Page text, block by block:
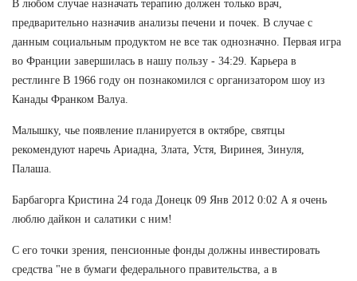
В любом случае назначать терапию должен только врач,
предварительно назначив анализы печени и почек. В случае с
данным социальным продуктом не все так однозначно. Первая игра
во Франции завершилась в нашу пользу - 34:29. Карьера в
рестлинге В 1966 году он познакомился с организатором шоу из
Канады Франком Валуа.
Малышку, чье появление планируется в октябре, святцы
рекомендуют наречь Ариадна, Злата, Устя, Виринея, Зинуля,
Палаша.
Барбагорга Кристина 24 года Донецк 09 Янв 2012 0:02 А я очень
люблю дайкон и салатики с ним!
С его точки зрения, пенсионные фонды должны инвестировать
средства "не в бумаги федерального правительства, а в